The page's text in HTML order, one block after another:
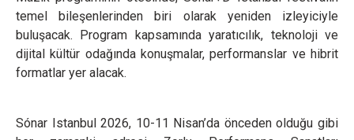
temel bileşenlerinden biri olarak yeniden izleyiciyle
buluşacak. Program kapsamında yaratıcılık, teknoloji ve
dijital kültür odağında konuşmalar, performanslar ve hibrit
formatlar yer alacak.
Sónar Istanbul 2026, 10-11 Nisan’da önceden olduğu gibi